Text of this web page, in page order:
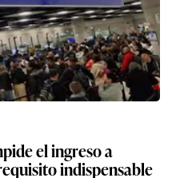
el ingreso a
indispensable